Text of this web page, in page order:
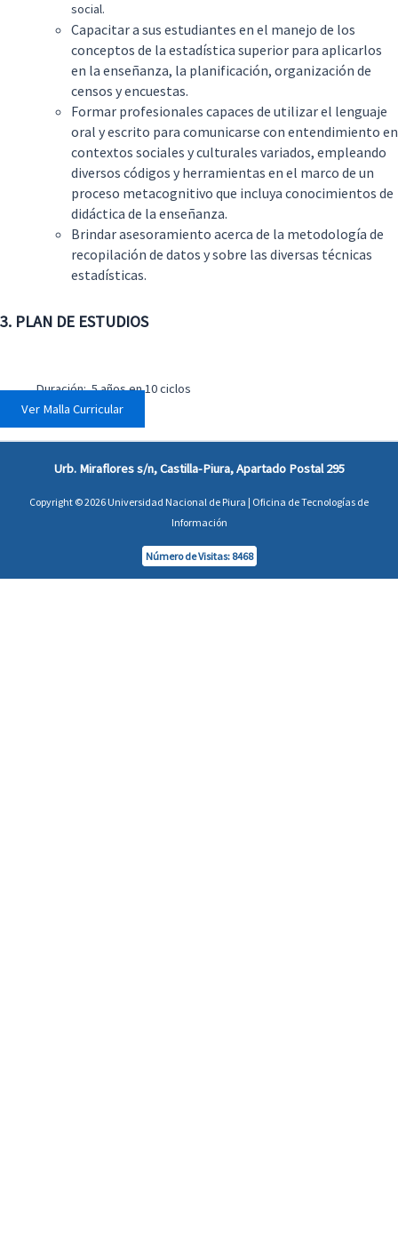
social.
Capacitar a sus estudiantes en el manejo de los
conceptos de la estadística superior para aplicarlos
en la enseñanza, la planificación, organización de
censos y encuestas.
Formar profesionales capaces de utilizar el lenguaje
oral y escrito para comunicarse con entendimiento en
contextos sociales y culturales variados, empleando
diversos códigos y herramientas en el marco de un
proceso metacognitivo que incluya conocimientos de
didáctica de la enseñanza.
Brindar asesoramiento acerca de la metodología de
recopilación de datos y sobre las diversas técnicas
estadísticas.
3. PLAN DE ESTUDIOS
Duración: 5 años en 10 ciclos
Ver Malla Curricular
Urb. Miraflores s/n, Castilla-Piura, Apartado Postal 295
Copyright © 2026 Universidad Nacional de Piura | Oficina de Tecnologías de
Información
Número de Visitas: 8468